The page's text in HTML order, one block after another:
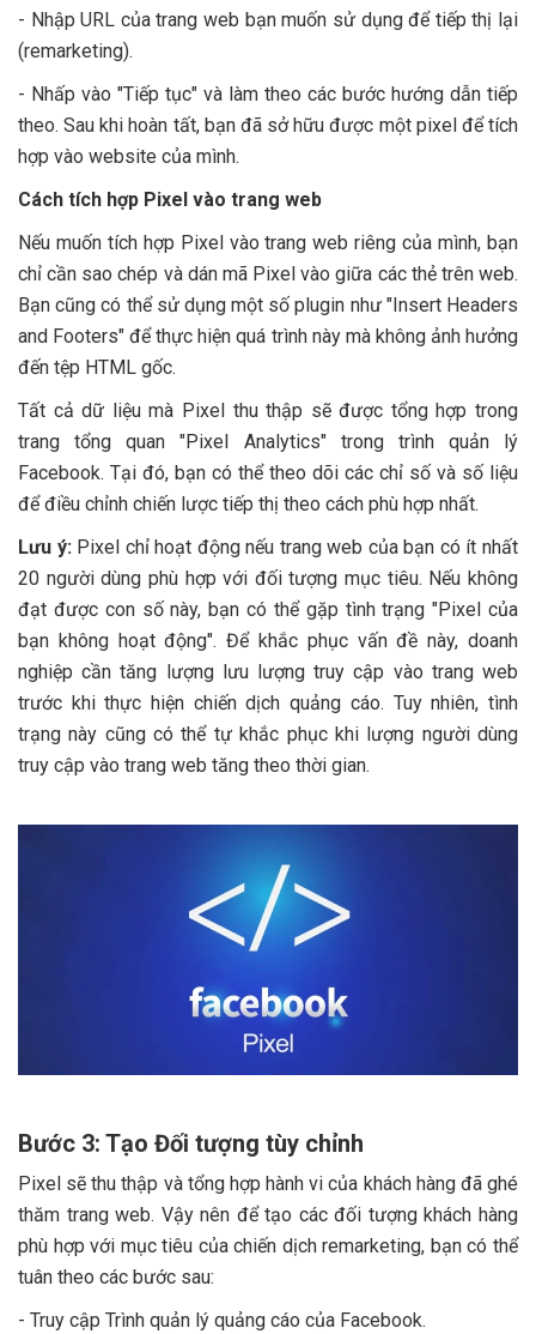
- Nhập URL của trang web bạn muốn sử dụng để tiếp thị lại
(remarketing).
- Nhấp vào "Tiếp tục" và làm theo các bước hướng dẫn tiếp
theo. Sau khi hoàn tất, bạn đã sở hữu được một pixel để tích
hợp vào website của mình.
Cách tích hợp Pixel vào trang web
Nếu muốn tích hợp Pixel vào trang web riêng của mình, bạn
chỉ cần sao chép và dán mã Pixel vào giữa các thẻ trên web.
Bạn cũng có thể sử dụng một số plugin như "Insert Headers
and Footers" để thực hiện quá trình này mà không ảnh hưởng
đến tệp HTML gốc.
Tất cả dữ liệu mà Pixel thu thập sẽ được tổng hợp trong
trang tổng quan "Pixel Analytics" trong trình quản lý
Facebook. Tại đó, bạn có thể theo dõi các chỉ số và số liệu
để điều chỉnh chiến lược tiếp thị theo cách phù hợp nhất.
Lưu ý: Pixel chỉ hoạt động nếu trang web của bạn có ít nhất
20 người dùng phù hợp với đối tượng mục tiêu. Nếu không
đạt được con số này, bạn có thể gặp tình trạng "Pixel của
bạn không hoạt động". Để khắc phục vấn đề này, doanh
nghiệp cần tăng lượng lưu lượng truy cập vào trang web
trước khi thực hiện chiến dịch quảng cáo. Tuy nhiên, tình
trạng này cũng có thể tự khắc phục khi lượng người dùng
truy cập vào trang web tăng theo thời gian.
Bước 3: Tạo Đối tượng tùy chỉnh
Pixel sẽ thu thập và tổng hợp hành vi của khách hàng đã ghé
thăm trang web. Vậy nên để tạo các đối tượng khách hàng
phù hợp với mục tiêu của chiến dịch remarketing, bạn có thể
tuân theo các bước sau:
- Truy cập Trình quản lý quảng cáo của Facebook.